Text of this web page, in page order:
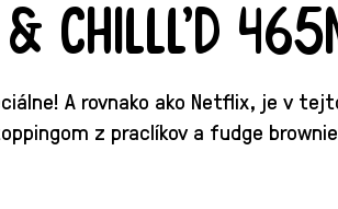
Chilll’d
A rovnako ako Netflix, je v
z praclíkov a fudge